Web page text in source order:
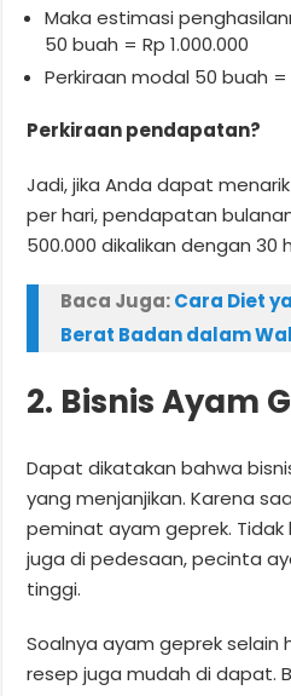
Maka estimasi
50 buah = Rp 1.000.000
Perkiraan modal 50 buah =
Perkiraan pendapatan?
Jadi, jika Anda dapat
per hari, pendapatan
500.000 dikalikan dengan 30
Baca Juga:Cara Diet
Berat Badan dalam
2. Bisnis Ayam
Dapat dikatakan bahwa
yang menjanjikan. Karena
peminat ayam geprek.
juga di pedesaan, pecinta
tinggi.
Soalnya ayam geprek
resep juga mudah di dapat.